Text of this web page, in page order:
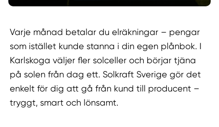
Varje månad betalar du elräkningar – pengar
som istället kunde stanna i din egen plånbok. I
Karlskoga väljer fler solceller och börjar tjäna
på solen från dag ett. Solkraft Sverige gör det
enkelt för dig att gå från kund till producent –
tryggt, smart och lönsamt.